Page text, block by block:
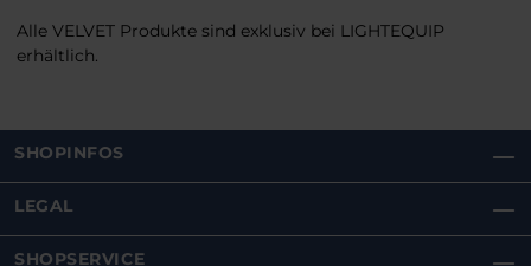
Alle VELVET Produkte sind exklusiv bei LIGHTEQUIP
erhältlich.
SHOPINFOS
LEGAL
SHOPSERVICE